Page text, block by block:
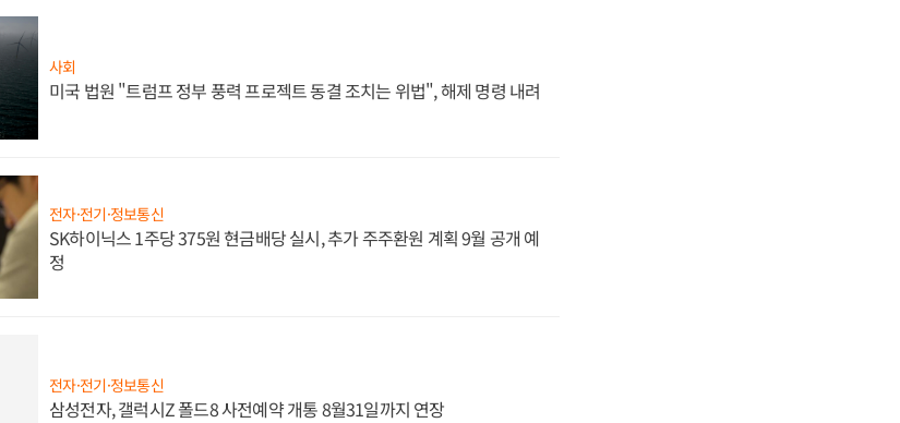
사회
미국 법원 "트럼프 정부 풍력 프로젝트 동결 조치는 위법", 해제 명령 내려
전자·전기·정보통신
SK하이닉스 1주당 375원 현금배당 실시, 추가 주주환원 계획 9월 공개 예
정
전자·전기·정보통신
삼성전자, 갤럭시Z 폴드8 사전예약 개통 8월31일까지 연장